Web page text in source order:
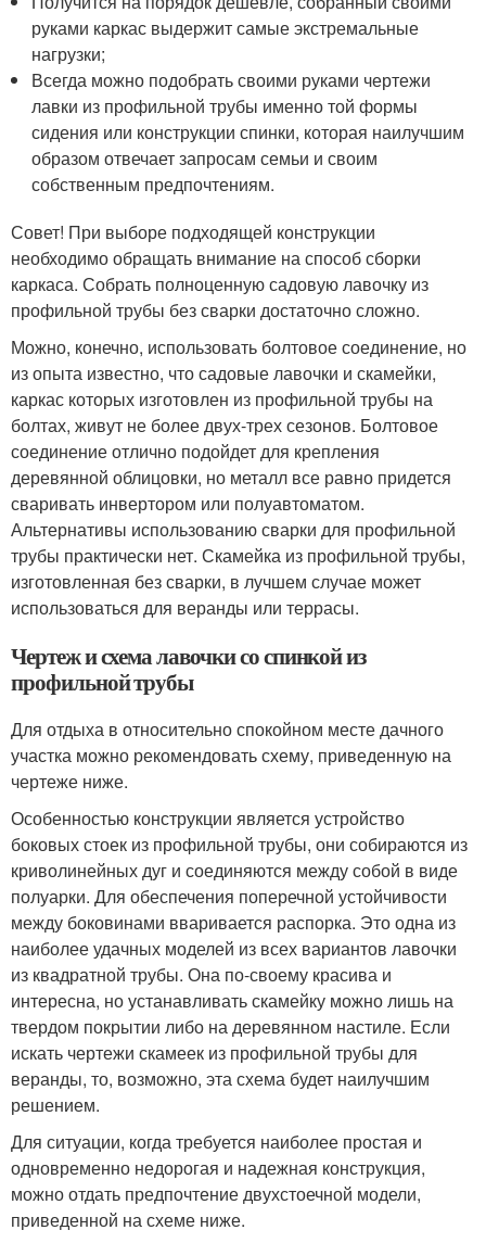
руками каркас выдержит самые экстремальные
нагрузки;
Всегда можно подобрать своими руками чертежи
лавки из профильной трубы именно той формы
сидения или конструкции спинки, которая наилучшим
образом отвечает запросам семьи и своим
собственным предпочтениям.
Совет! При выборе подходящей конструкции
необходимо обращать внимание на способ сборки
каркаса. Собрать полноценную садовую лавочку из
профильной трубы без сварки достаточно сложно.
Можно, конечно, использовать болтовое соединение, но
из опыта известно, что садовые лавочки и скамейки,
каркас которых изготовлен из профильной трубы на
болтах, живут не более двух-трех сезонов. Болтовое
соединение отлично подойдет для крепления
деревянной облицовки, но металл все равно придется
сваривать инвертором или полуавтоматом.
Альтернативы использованию сварки для профильной
трубы практически нет. Скамейка из профильной трубы,
изготовленная без сварки, в лучшем случае может
использоваться для веранды или террасы.
Чертеж и схема лавочки со спинкой из
профильной трубы
Для отдыха в относительно спокойном месте дачного
участка можно рекомендовать схему, приведенную на
чертеже ниже.
Особенностью конструкции является устройство
боковых стоек из профильной трубы, они собираются из
криволинейных дуг и соединяются между собой в виде
полуарки. Для обеспечения поперечной устойчивости
между боковинами вваривается распорка. Это одна из
наиболее удачных моделей из всех вариантов лавочки
из квадратной трубы. Она по-своему красива и
интересна, но устанавливать скамейку можно лишь на
твердом покрытии либо на деревянном настиле. Если
искать чертежи скамеек из профильной трубы для
веранды, то, возможно, эта схема будет наилучшим
решением.
Для ситуации, когда требуется наиболее простая и
одновременно недорогая и надежная конструкция,
можно отдать предпочтение двухстоечной модели,
приведенной на схеме ниже.